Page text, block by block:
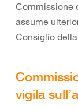
Commissione
assume
Consiglio
vigila